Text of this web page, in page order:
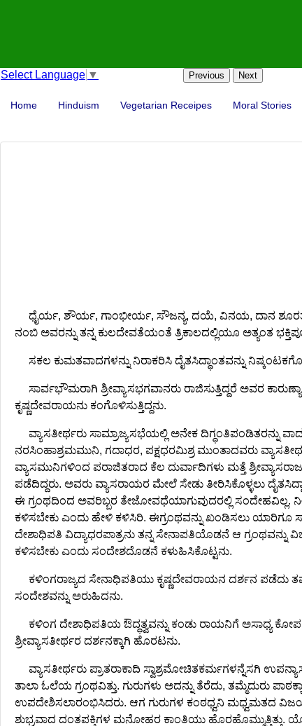
Select Language ▼ Previous Next
Home Hinduism Vegetarian Receipes Moral Stories
ಧೈರ್ಯ, ಶೌರ್ಯ, ಗಾಂಭೀರ್ಯ, ಸೌಜನ್ಯ, ದಯೆ, ವಿನಯ, ದಾನ
ನಂಬಿ ಅವರನ್ನು ತನ್ನ ಕುಲದೇವತೆಯಂತೆ ತ್ರಿಕಾಲದಲ್ಲಿಯೂ ಅತ್ಯಂತ
ಸಕಲ ಕುಮತವಾದಗಳನ್ನು ನಿರಾಕರಿಸಿ ದೈತಸಿದ್ಧಾಂತವನ್ನು
ಸಾರ್ವಭೌಮರಾಗಿ ಶ್ರೀವ್ಯಾಸಭಗವಾನರು ರಾಜಿಸುತ್ತಿದ್ದರೆ ಅವರ
ಕೃಷ್ಣದೇವರಾಯನು ಕಂಗೊಳಿಸುತ್ತಿದ್ದನು.
ವ್ಯಾಸತೀರ್ಥರು ಸಾಮ್ರಾಜ್ಯಸಭೆಯಲ್ಲಿ ಅನೇಕ ದಿಗ್ಧಂತಿಪಂಡಿತರನ್ನು
ನರಸಿಂಹಾಶ್ರಮಮುನಿ, ಗದಾಧರ, ಪಕ್ಷಧರಮಿಶ್ರ ಮುಂತಾದವರು
ವ್ಯಾಸಮುನಿಗಳಿಂದ ಪರಾಜಿತರಾದ ಕೆಲ ದುರ್ವಾದಿಗಳು ಮತ್ತೆ
ಪಡೆದಿದ್ದರು. ಅವರು ವ್ಯಾಸರಾಯರ ಮೇಲೆ ಸೇಡು ತೀರಿಸಿಕೊಳ್ಳಲು
ಈ ಗ್ರಂಥದಿಂದ ಅವರಿಬ್ಬರ ತೇಜೋವಧೆಯಾಗುವುದರಲ್ಲಿ ಸಂದೇಹವಿಲ್ಲ.
ಕಳಿಸಬೇಕು ಎಂದು ಹೇಳಿ ಕಳಿಸಿರಿ. ಈಗ್ರಂಥವನ್ನು ಖಂಡಿಸಲು ಯಾರಿಗೂ
ದೇಶಾಧಿಪತಿ ವಿದ್ಯಾಧರಪಾತ್ರನು ತನ್ನ ಸೇನಾಪತಿಯೊಡನೆ ಆ ಗ್ರಂಥವನ್ನು
ಕಳಿಸಬೇಕು ಎಂದು ಸಂದೇಶದೊಡನೆ ಕಳುಹಿಸಿಕೊಟ್ಟನು.
ಕಳಿಂಗರಾಜ್ಯದ ಸೇನಾಧಿಪತಿಯು ಕೃಷ್ಣದೇವರಾಯನ ದರ್ಶನ ಪಡೆದು
ಸಂದೇಶವನ್ನು ಅರುಹಿದನು.
ಕಳಿಂಗ ದೇಶಾಧಿಪತಿಯ ಔದ್ಧತ್ವವನ್ನು ಕಂಡು ರಾಯನಿಗೆ ಅಸಾಧ್ಯ
ಶ್ರೀವ್ಯಾಸತೀರ್ಥರ ದರ್ಶನಕ್ಕಾಗಿ ಹೊರಟನು.
ವ್ಯಾಸತೀರ್ಥರು ಪ್ರಾತರಾಕಾದಿ ಸ್ವಾಶ್ರಮೋಚಿತಕರ್ಮಗಳನ್ನೆಸಗಿ
ತಾಲಾ ಓಲೆಯ ಗ್ರಂಥವಿತ್ತು. ಗುರುಗಳು ಅದನ್ನು ತೆರೆದು, ತಮ್ಮೆದುರು
ಉಪದೇಶಿಸಲಾರಂಭಿಸಿದರು. ಆಗ ಗುರುಗಳ ಕಂಠಧ್ವನಿ ಮಧ್ವಮತದ
ಶುಭ್ರವಾದ ದಂತಪಕ್ತಿಗಳ ಮನೋಹರ ಕಾಂತಿಯು ಹೊರಹೊಮ್ಮುತ್ತಿತ್ತು.